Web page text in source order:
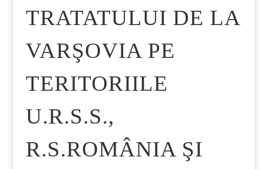
TRATATULUI DE LA
VARŞOVIA PE
TERITORIILE
U.R.S.S.,
R.S.ROMÂNIA ŞI